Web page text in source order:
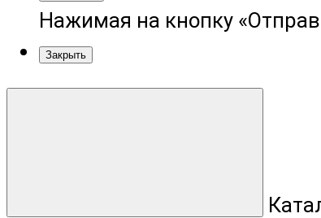
Нажимая на кнопку
Закрыть